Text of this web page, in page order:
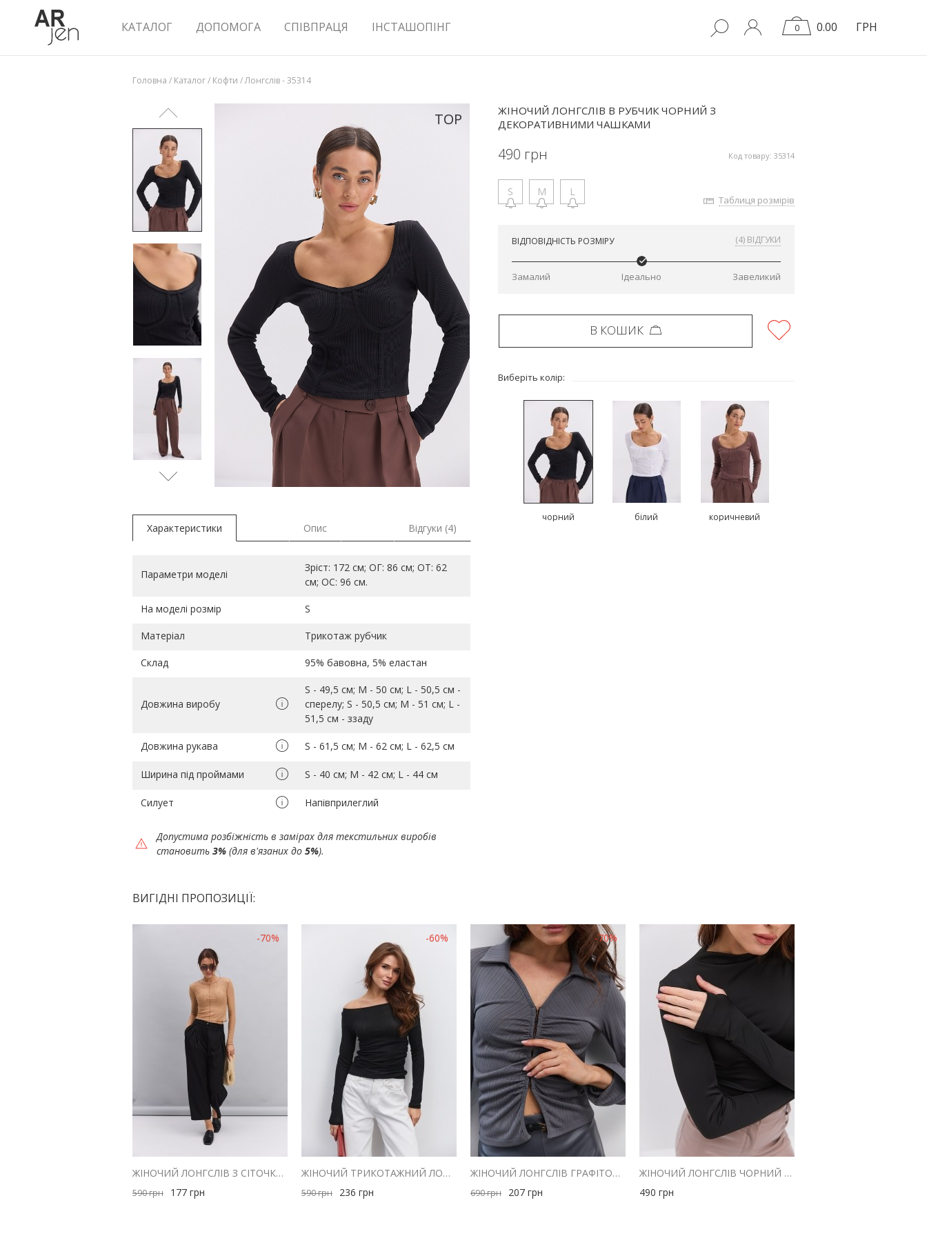
КАТАЛОГ ДОПОМОГА СПІВПРАЦЯ ІНСТАШОПІНГ 0 0.00 ГРН
Головна / Каталог/ Кофти /Лонгслів - 35314
ЖІНОЧИЙ ЛОНГСЛІВ В РУБЧИК ЧОРНИЙ З
ДЕКОРАТИВНИМИ ЧАШКАМИ
490 грн Код товару: 35314
S M L
Таблиця розмірів
ВІДПОВІДНІСТЬ РОЗМІРУ
(4) ВІДГУКИ
Замалий Ідеально Завеликий
В КОШИК
Виберіть колір:
чорний білий коричневий
TOP
Характеристики Опис Відгуки (4)
Параметри моделі
Зріст: 172 см; ОГ: 86 см; ОТ: 62
см; ОС: 96 см.
На моделі розмір S
Матеріал Трикотаж рубчик
Склад 95% бавовна, 5% еластан
Довжина виробу
S - 49,5 см; M - 50 см; L - 50,5 см -
сперелу; S - 50,5 см; M - 51 см; L -
51,5 см - ззаду
Довжина рукава S - 61,5 см; M - 62 см; L - 62,5 см
Ширина під проймами S - 40 см; M - 42 см; L - 44 см
Силует Напівприлеглий
Допустима розбіжність в замірах для текстильних виробів
становить 3% (для в'язаних до 5%).
ВИГІДНІ ПРОПОЗИЦІЇ:
-70%
ЖІНОЧИЙ ЛОНГСЛІВ З СІТОЧКИ БЕЖЕВИЙ ЗІ ШВАМИ НАВИВОРІТ
590грн 177 грн
-60%
ЖІНОЧИЙ ТРИКОТАЖНИЙ ЛОНГСЛІВ ЧОРНИЙ З ДРАПІРУВАННЯМ ЗБОКУ
590грн 236 грн
-70%
ЖІНОЧИЙ ЛОНГСЛІВ ГРАФІТОВИЙ З ДРАПІРУВАННЯМ ТА ВІДКЛАДНИМ КОМІРОМ
690грн 207 грн
ЖІНОЧИЙ ЛОНГСЛІВ ЧОРНИЙ З КОРОТКИМ КОМІРОМ
490 грн